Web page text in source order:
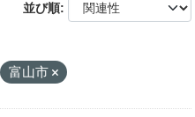
並び順
富山市